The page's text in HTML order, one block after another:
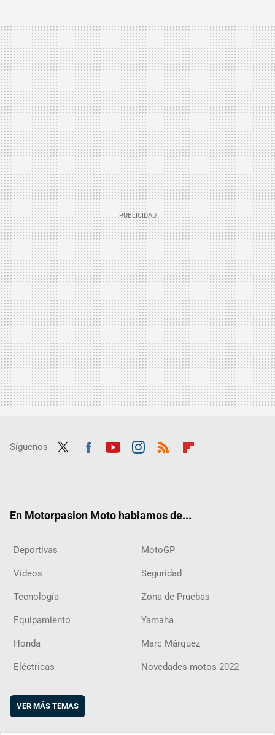
Síguenos
En Motorpasion Moto hablamos de...
Deportivas MotoGP
Vídeos Seguridad
Tecnología Zona de Pruebas
Equipamiento Yamaha
Honda Marc Márquez
Eléctricas Novedades motos 2022
VER MÁS TEMAS